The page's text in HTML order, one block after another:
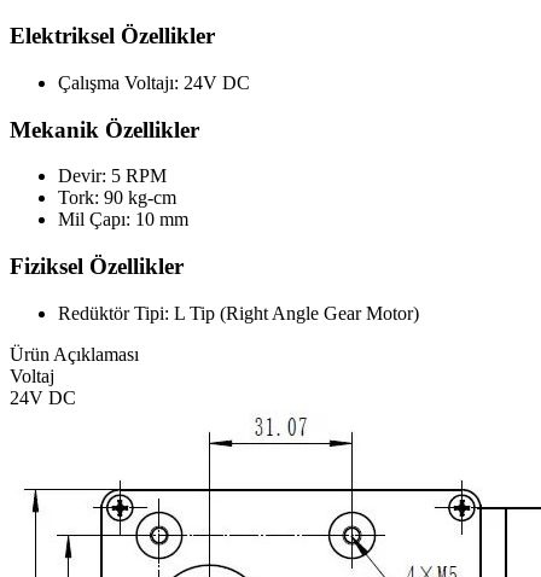
Elektriksel Özellikler
Çalışma Voltajı: 24V DC
Mekanik Özellikler
Devir: 5 RPM
Tork: 90 kg-cm
Mil Çapı: 10 mm
Fiziksel Özellikler
Redüktör Tipi: L Tip (Right Angle Gear Motor)
Ürün Açıklaması
Voltaj
24V DC